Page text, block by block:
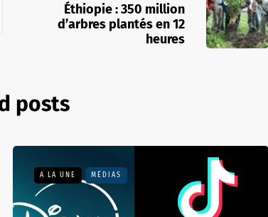
Éthiopie : 350 million
d’arbres plantés en 12
heures
posts
A LA UNE MÉDIAS